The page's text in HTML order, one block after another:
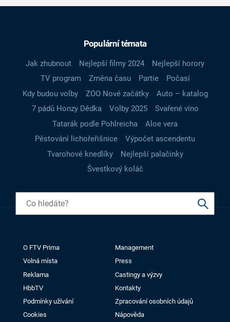
Populární témata
Jak zhubnout Nejlepší filmy 2024
Nejlepší horory
TV program
Změna času Partie
Počasí
Kdy budou volby
ZOO Nové začátky
Auto – katalog
7 pádů Honzy Dědka
Volby 2025
Svařené víno
Tatarák podle Pohlreicha
Aloe vera
Pěstování lichořeřišnice
Výpočet ascendentu
Tvarohové knedlíky
Nejlepší palačinky
Švestkový koláč
O FTV Prima
Management
Volná místa
Press
Reklama
Castingy a výzvy
HbbTV
Kontakty
Podmínky užívání
Zpracování osobních údajů
Cookies
Nápověda